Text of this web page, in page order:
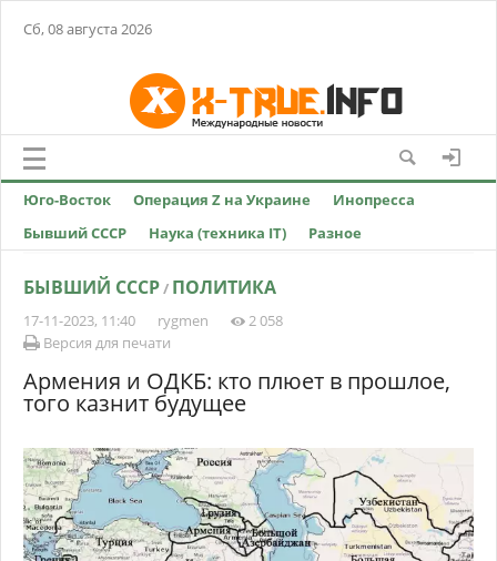
Сб, 08 августа 2026
Юго-Восток Операция Z на Украине
Инопресса
Бывший СССР
Наука (техника IT) Разное
БЫВШИЙ СССР/ ПОЛИТИКА
17-11-2023, 11:40 rygmen
2 058
Версия для печати
Армения и ОДКБ: кто плюет в прошлое,
того казнит будущее